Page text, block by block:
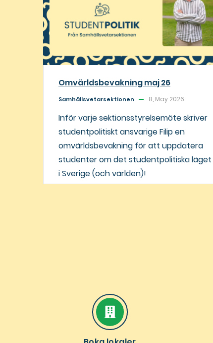
Omvärldsbevakning maj 26
Samhällsvetarsektionen 8, May 2026
Inför varje sektionsstyrelsemöte skriver
studentpolitiskt ansvarige Filip en
omvärldsbevakning för att uppdatera
studenter om det studentpolitiska läget
i Sverige (och världen)!